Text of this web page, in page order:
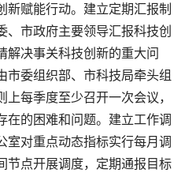
新赋能行动。建立定期汇报制
、市政府主要领导汇报科技创
解决事关科技创新的重大问
市委组织部、市科技局牵头组
每季度至少召开一次会议，
在的困难和问题。建立工作调
室对重点动态指标实行每月调
节点开展调度，定期通报目标